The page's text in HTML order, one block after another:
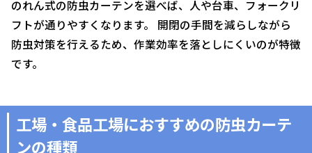
のれん式の防虫カーテンを選べば、人や台車、フォークリ
フトが通りやすくなります。 開閉の手間を減らしながら
防虫対策を行えるため、作業効率を落としにくいのが特徴
です。
工場・食品工場におすすめの防虫カーテ
ンの種類